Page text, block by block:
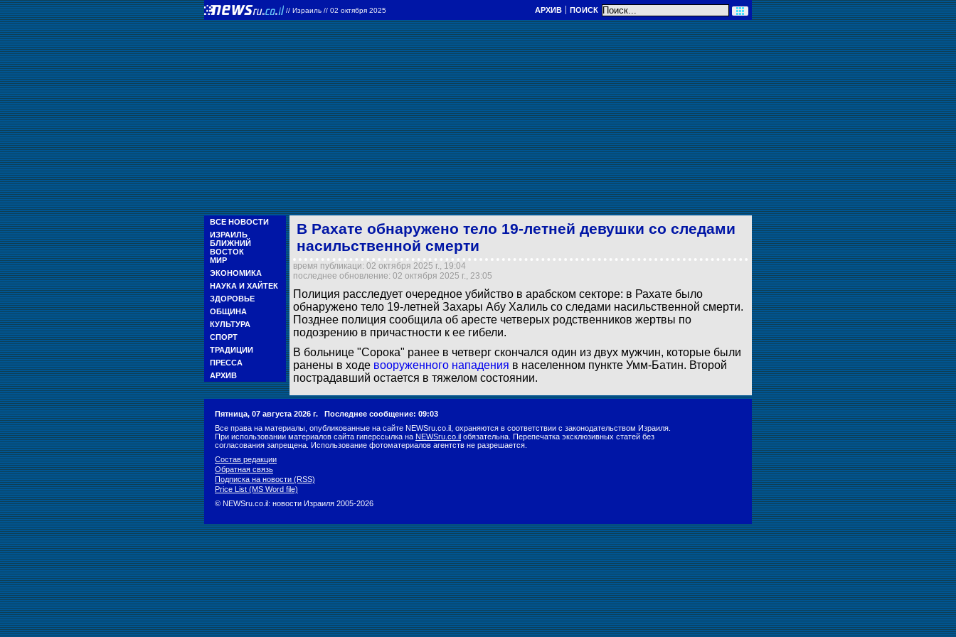
// Израиль // 02 октября 2025 АРХИВ ПОИСК
ВСЕ НОВОСТИ
ИЗРАИЛЬ
БЛИЖНИЙ
ВОСТОК
МИР
ЭКОНОМИКА
НАУКА И ХАЙТЕК
ЗДОРОВЬЕ
ОБЩИНА
КУЛЬТУРА
СПОРТ
ТРАДИЦИИ
ПРЕССА
АРХИВ
В Рахате обнаружено тело 19-летней девушки со следами
насильственной смерти
время публикаци: 02 октября 2025 г., 19:04
последнее обновление: 02 октября 2025 г., 23:05
Полиция расследует очередное убийство в арабском секторе: в Рахате было
обнаружено тело 19-летней Захары Абу Халиль со следами насильственной смерти.
Позднее полиция сообщила об аресте четверых родственников жертвы по
подозрению в причастности к ее гибели.
В больнице "Сорока" ранее в четверг скончался один из двух мужчин, которые были
ранены в ходе вооруженного нападения в населенном пункте Умм-Батин. Второй
пострадавший остается в тяжелом состоянии.
Пятница, 07 августа 2026 г. Последнее сообщение: 09:03
Все права на материалы, опубликованные на сайте NEWSru.co.il, охраняются в соответствии с законодательством Израиля.
При использовании материалов сайта гиперссылка на NEWSru.co.il обязательна. Перепечатка эксклюзивных статей без
согласования запрещена. Использование фотоматериалов агентств не разрешается.
Состав редакции
Обратная связь
Подписка на новости (RSS)
Price List (MS Word file)
© NEWSru.co.il: новости Израиля 2005-2026